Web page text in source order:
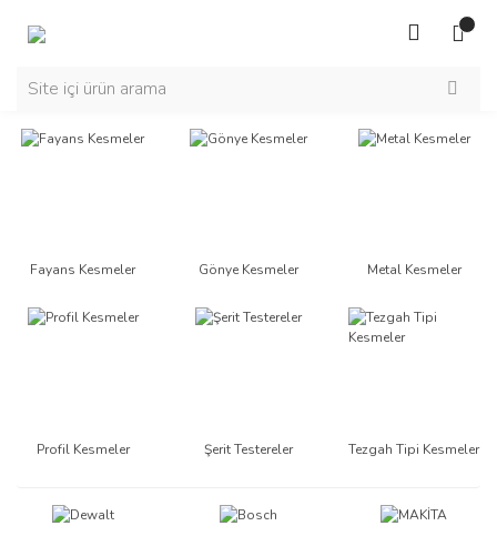
Fayans Kesmeler Gönye Kesmeler Metal Kesmeler
Profil Kesmeler Şerit Testereler Tezgah Tipi Kesmeler